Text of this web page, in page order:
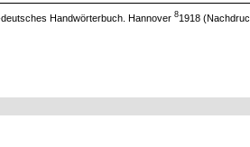
Handwörterbuch. Hannover81918